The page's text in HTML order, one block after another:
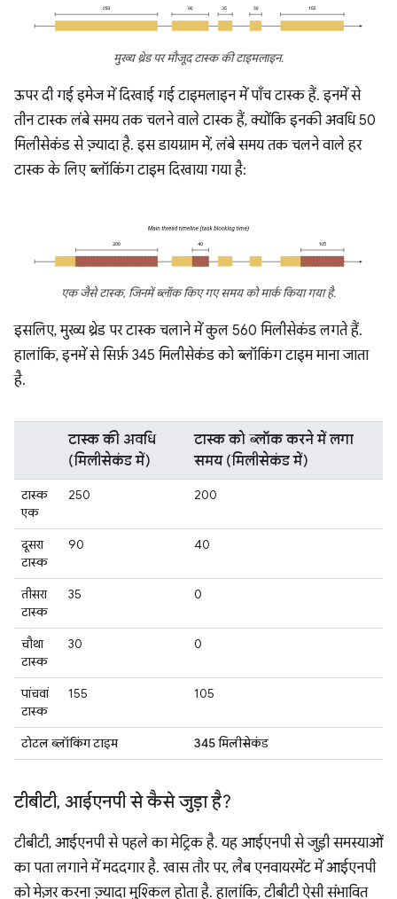
मुख्य थ्रेड पर मौजूद टास्क की टाइमलाइन.
ऊपर दी गई इमेज में दिखाई गई टाइमलाइन में पाँच टास्क हैं. इनमें से
तीन टास्क लंबे समय तक चलने वाले टास्क हैं, क्योंकि इनकी अवधि 50
मिलीसेकंड से ज़्यादा है. इस डायग्राम में, लंबे समय तक चलने वाले हर
टास्क के लिए ब्लॉकिंग टाइम दिखाया गया है:
एक जैसे टास्क, जिनमें ब्लॉक किए गए समय को मार्क किया गया है.
इसलिए, मुख्य थ्रेड पर टास्क चलाने में कुल 560 मिलीसेकंड लगते हैं.
हालांकि, इनमें से सिर्फ़ 345 मिलीसेकंड को ब्लॉकिंग टाइम माना जाता
है.
टास्क की अवधि
(मिलीसेकंड में)
टास्क को ब्लॉक करने में लगा
समय (मिलीसेकंड में)
टास्क
एक
250 200
दूसरा
टास्क
90 40
तीसरा
टास्क
35 0
चौथा
टास्क
30 0
पांचवां
टास्क
155 105
टोटल ब्लॉकिंग टाइम 345 मिलीसेकंड
टीबीटी, आईएनपी से कैसे जुड़ा है?
टीबीटी, आईएनपी से पहले का मेट्रिक है. यह आईएनपी से जुड़ी समस्याओं
का पता लगाने में मददगार है. खास तौर पर, लैब एनवायरमेंट में आईएनपी
को मेज़र करना ज़्यादा मुश्किल होता है. हालांकि, टीबीटी ऐसी संभावित